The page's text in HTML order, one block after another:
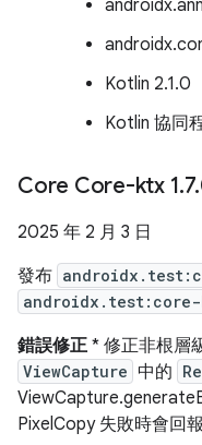
Kotlin 2.1.0
Kotlin 協同
Core Core-ktx 1.7.
2025 年 2 月 3 日
發布
錯誤修正 * 修正非根層
ViewCapture 中的
PixelCopy 失敗時會回